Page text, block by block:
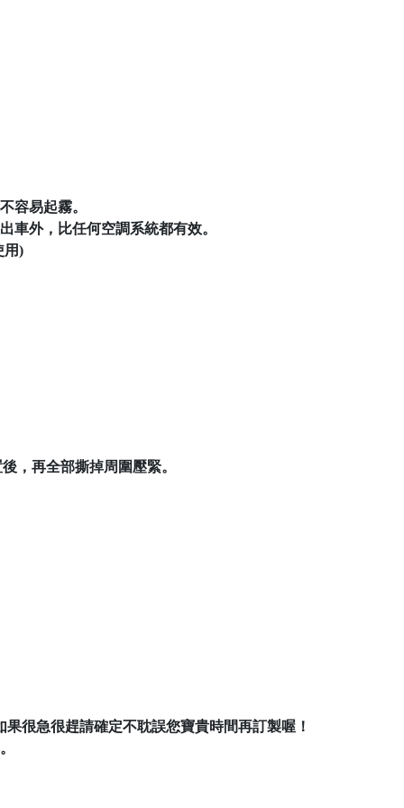
容易起霧。
車外，比任何空調系統都有效。
用)
，再全部撕掉周圍壓緊。
很急很趕請確定不耽誤您寶貴時間再訂製喔！